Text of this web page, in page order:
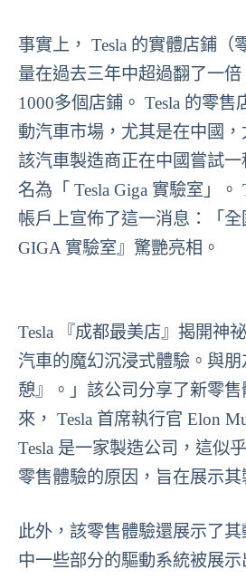
事實上， Tesla 的實體店鋪（
量在過去三年中超過翻了一
1000多個店鋪。 Tesla 的零
動汽車市場，尤其是在中國，
該汽車製造商正在中國嘗試一
名為「 Tesla Giga 實驗室」。
帳戶上宣佈了這一消息：「全
GIGA 實驗室』驚艷亮相。
Tesla 『成都最美店』揭開神
汽車的魔幻沉浸式體驗。與
憩』。」該公司分享了新零
來， Tesla 首席執行官 Elon
Tesla 是一家製造公司，這似
零售體驗的原因，旨在展示其
此外，該零售體驗還展示了
中一些部分的驅動系統被展示